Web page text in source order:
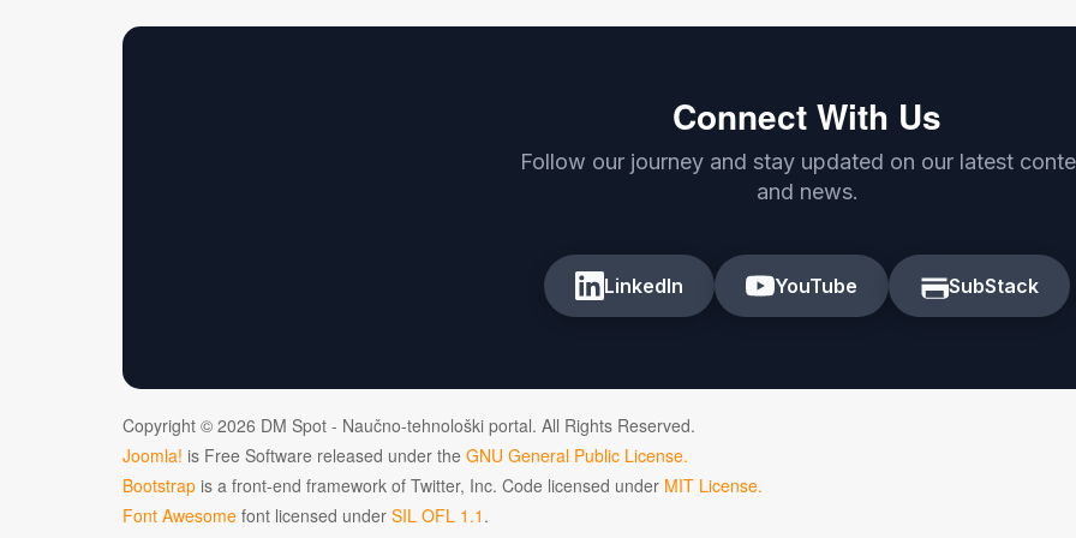
Connect With Us
Follow our journey and stay updated on our latest
and news.
LinkedIn YouTube SubStack
Copyright © 2026 DM Spot - Naučno-tehnološki portal. All Rights Reserved.
Joomla! is Free Software released under the GNU General Public License.
Bootstrap is a front-end framework of Twitter, Inc. Code licensed under MIT License.
Font Awesome font licensed under SIL OFL 1.1 .